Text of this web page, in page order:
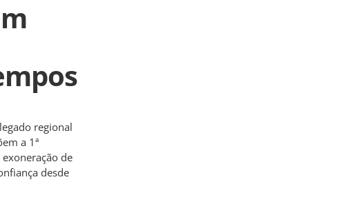
regional
a 1ª
de
desde